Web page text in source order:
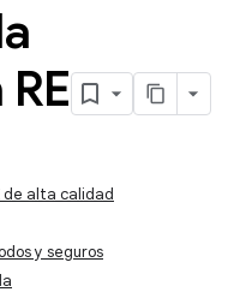
de alta calidad
y seguros